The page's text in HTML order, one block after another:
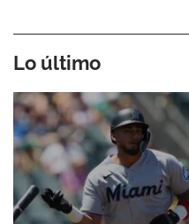
Lo último